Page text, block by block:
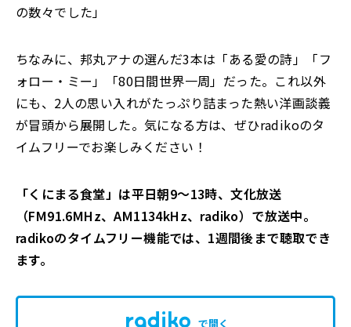
の数々でした」
ちなみに、邦丸アナの選んだ3本は「ある愛の詩」「フ
ォロー・ミー」「80日間世界一周」だった。これ以外
にも、2人の思い入れがたっぷり詰まった熱い洋画談義
が冒頭から展開した。気になる方は、ぜひradikoのタ
イムフリーでお楽しみください！
「くにまる食堂」は平日朝9～13時、文化放送
（FM91.6MHz、AM1134kHz、radiko）で放送中。
radikoのタイムフリー機能では、1週間後まで聴取でき
ます。
で開く